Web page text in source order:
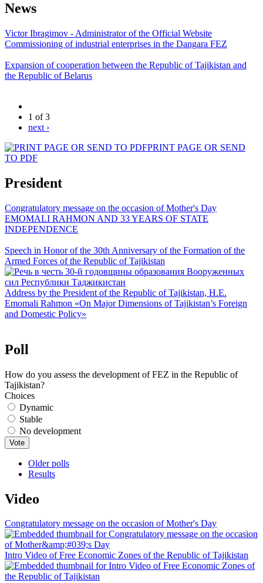
News
Victor Ibragimov - Administrator of the Official Website
Commissioning of industrial enterprises in the Dangara FEZ
Expansion of cooperation between the Republic of Tajikistan and
the Republic of Belarus
1 of 3
next ›
PRINT PAGE OR SEND
TO PDF
President
Congratulatory message on the occasion of Mother's Day
EMOMALI RAHMON AND 33 YEARS OF STATE
INDEPENDENCE
Speech in Honor of the 30th Anniversary of the Formation of the
Armed Forces of the Republic of Tajikistan
Address by the President of the Republic of Tajikistan, H.E.
Emomali Rahmon «On Major Dimensions of Tajikistan’s Foreign
and Domestic Policy»
Poll
How do you assess the development of FEZ in the Republic of
Tajikistan?
Choices
Dynamic
Stable
No development
Older polls
Results
Video
Congratulatory message on the occasion of Mother's Day
Intro Video of Free Economic Zones of the Republic of Tajikistan